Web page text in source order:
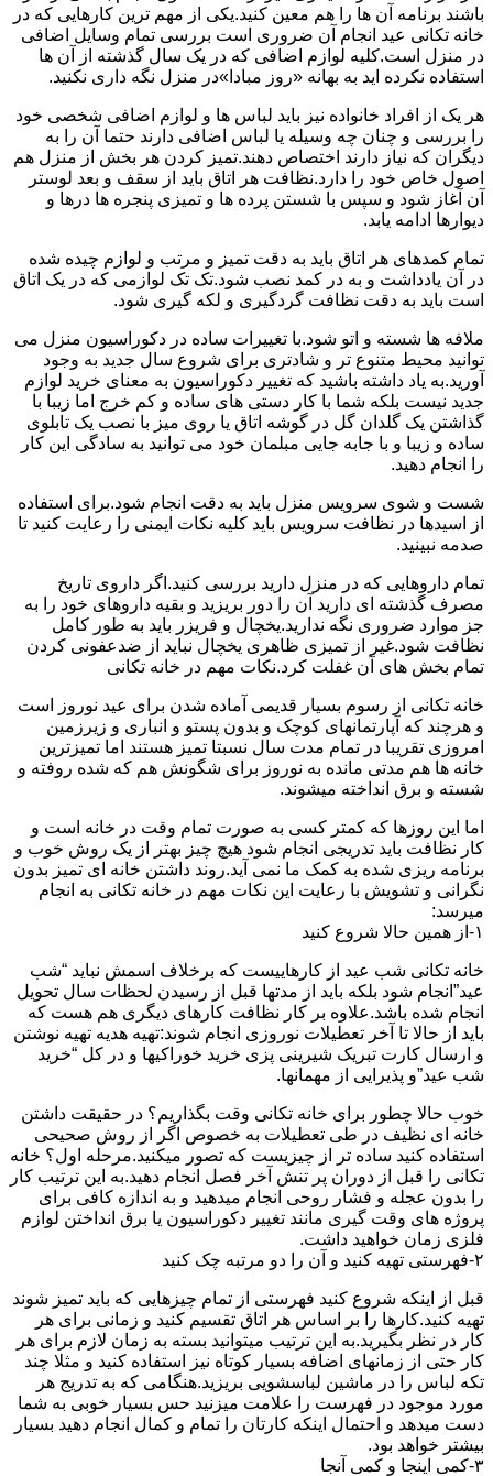
باشند برنامه آن ها را هم معین کنید.یکی از مهم ترین کارهایی که در
خانه تکانی عید انجام آن ضروری است بررسی تمام وسایل اضافی
در منزل است.کلیه لوازم اضافی که در یک سال گذشته از آن ها
استفاده نکرده اید به بهانه «روز مبادا»در منزل نگه داری نکنید.
هر یک از افراد خانواده نیز باید لباس ها و لوازم اضافی شخصی خود
را بررسی و چنان چه وسیله یا لباس اضافی دارند حتما آن را به
دیگران که نیاز دارند اختصاص دهند.تمیز کردن هر بخش از منزل هم
اصول خاص خود را دارد.نظافت هر اتاق باید از سقف و بعد لوستر
آن آغاز شود و سپس با شستن پرده ها و تمیزی پنجره ها درها و
دیوارها ادامه یابد.
تمام کمدهای هر اتاق باید به دقت تمیز و مرتب و لوازم چیده شده
در آن یادداشت و به در کمد نصب شود.تک تک لوازمی که در یک اتاق
است باید به دقت نظافت گردگیری و لکه گیری شود.
ملافه ها شسته و اتو شود.با تغییرات ساده در دکوراسیون منزل می
توانید محیط متنوع تر و شادتری برای شروع سال جدید به وجود
آورید.به یاد داشته باشید که تغییر دکوراسیون به معنای خرید لوازم
جدید نیست بلکه شما با کار دستی های ساده و کم خرج اما زیبا با
گذاشتن یک گلدان گل در گوشه اتاق یا روی میز با نصب یک تابلوی
ساده و زیبا و با جابه جایی مبلمان خود می توانید به سادگی این کار
را انجام دهید.
شست و شوی سرویس منزل باید به دقت انجام شود.برای استفاده
از اسیدها در نظافت سرویس باید کلیه نکات ایمنی را رعایت کنید تا
صدمه نبینید.
تمام داروهایی که در منزل دارید بررسی کنید.اگر داروی تاریخ
مصرف گذشته ای دارید آن را دور بریزید و بقیه داروهای خود را به
جز موارد ضروری نگه ندارید.یخچال و فریزر باید به طور کامل
نظافت شود.غیر از تمیزی ظاهری یخچال نباید از ضدعفونی کردن
تمام بخش های آن غفلت کرد.نکات مهم در خانه تکانی
خانه تکانی از رسوم بسیار قدیمی آماده شدن برای عید نوروز است
و هرچند که آپارتمانهای کوچک و بدون پستو و انباری و زیرزمین
امروزی تقریبا در تمام مدت سال نسبتا تمیز هستند اما تمیزترین
خانه ها هم مدتی مانده به نوروز برای شگونش هم که شده روفته و
شسته و برق انداخته میشوند.
اما این روزها که کمتر کسی به صورت تمام وقت در خانه است و
کار نظافت باید تدریجی انجام شود هیچ چیز بهتر از یک روش خوب و
برنامه ریزی شده به کمک ما نمی آید.روند داشتن خانه ای تمیز بدون
نگرانی و تشویش با رعایت این نکات مهم در خانه تکانی به انجام
میرسد:
۱-از همین حالا شروع کنید
خانه تکانی شب عید از کارهاییست که برخلاف اسمش نباید “شب
عید”انجام شود بلکه باید از مدتها قبل از رسیدن لحظات سال تحویل
انجام شده باشد.علاوه بر کار نظافت کارهای دیگری هم هست که
باید از حالا تا آخر تعطیلات نوروزی انجام شوند:تهیه هدیه تهیه نوشتن
و ارسال کارت تبریک شیرینی پزی خرید خوراکیها و در کل “خرید
شب عید”و پذیرایی از مهمانها.
خوب حالا چطور برای خانه تکانی وقت بگذاریم؟ در حقیقت داشتن
خانه ای نظیف در طی تعطیلات به خصوص اگر از روش صحیحی
استفاده کنید ساده تر از چیزیست که تصور میکنید.مرحله اول؟ خانه
تکانی را قبل از دوران پر تنش آخر فصل انجام دهید.به این ترتیب کار
را بدون عجله و فشار روحی انجام میدهید و به اندازه کافی برای
پروژه های وقت گیری مانند تغییر دکوراسیون یا برق انداختن لوازم
فلزی زمان خواهید داشت.
۲-فهرستی تهیه کنید و آن را دو مرتبه چک کنید
قبل از اینکه شروع کنید فهرستی از تمام چیزهایی که باید تمیز شوند
تهیه کنید.کارها را بر اساس هر اتاق تقسیم کنید و زمانی برای هر
کار در نظر بگیرید.به این ترتیب میتوانید بسته به زمان لازم برای هر
کار حتی از زمانهای اضافه بسیار کوتاه نیز استفاده کنید و مثلا چند
تکه لباس را در ماشین لباسشویی بریزید.هنگامی که به تدریج هر
مورد موجود در فهرست را علامت میزنید حس بسیار خوبی به شما
دست میدهد و احتمال اینکه کارتان را تمام و کمال انجام دهید بسیار
بیشتر خواهد بود.
۳-کمی اینجا و کمی آنجا